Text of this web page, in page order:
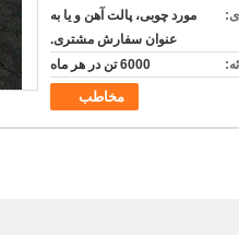
مورد چوبی، پالت آهن و یا به
عنوان سفارش مشتری.
6000 تن در هر ماه
مخاطب